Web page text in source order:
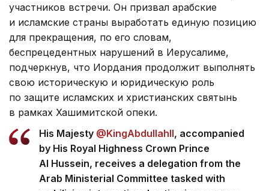
участников встречи. Он призвал арабские
и исламские страны выработать единую позицию
для прекращения, по его словам,
беспрецедентных нарушений в Иерусалиме,
подчеркнув, что Иордания продолжит выполнять
свою историческую и юридическую роль
по защите исламских и христианских святынь
в рамках Хашимитской опеки.
His Majesty @KingAbdullahII, accompanied
by His Royal Highness Crown Prince
Al Hussein, receives a delegation from the
Arab Ministerial Committee tasked with